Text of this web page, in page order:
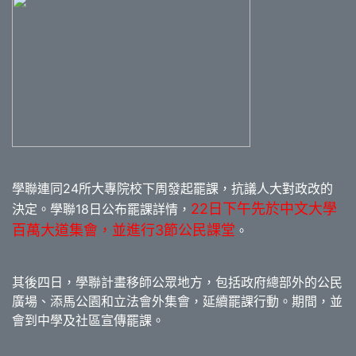
學聯連同24所大專院校下周發起罷課，抗議人大對政改的
決定。學聯18日公布罷課詳情， 22日下午先於中文大學
百萬大道集會，並進行3節公民課堂 。
其後四日，學聯計畫移師公眾地方，包括政府總部外的公民
廣場、添馬公園和立法會外集會，延續罷課行動。期間，並
會到中學及社區宣傳罷課。